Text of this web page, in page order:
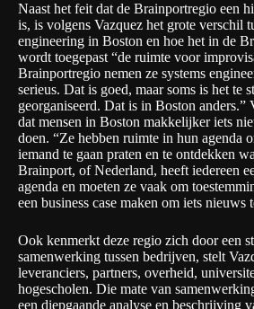
Naast het feit dat de Brainportregio een
is, is volgens Vazquez het grote verschil
engineering in Boston en hoe het in de
wordt toegepast “de ruimte voor
Brainportregio nemen ze systems
serieus. Dat is goed, maar soms is het te
georganiseerd. Dat is in Boston anders.”
dat mensen in Boston makkelijker iets
doen. “Ze hebben ruimte in hun agenda
iemand te gaan praten en te ontdekken
Brainport, of Nederland, heeft iedereen
agenda en moeten ze vaak om
een business case maken om iets nieuws
Ook kenmerkt deze regio zich door een
samenwerking tussen bedrijven, stelt
leveranciers, partners, overheid,
hogescholen. Die mate van
een diepgaande analyse en beschrijving